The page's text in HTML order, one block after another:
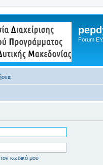
Forum
κωδικό μου